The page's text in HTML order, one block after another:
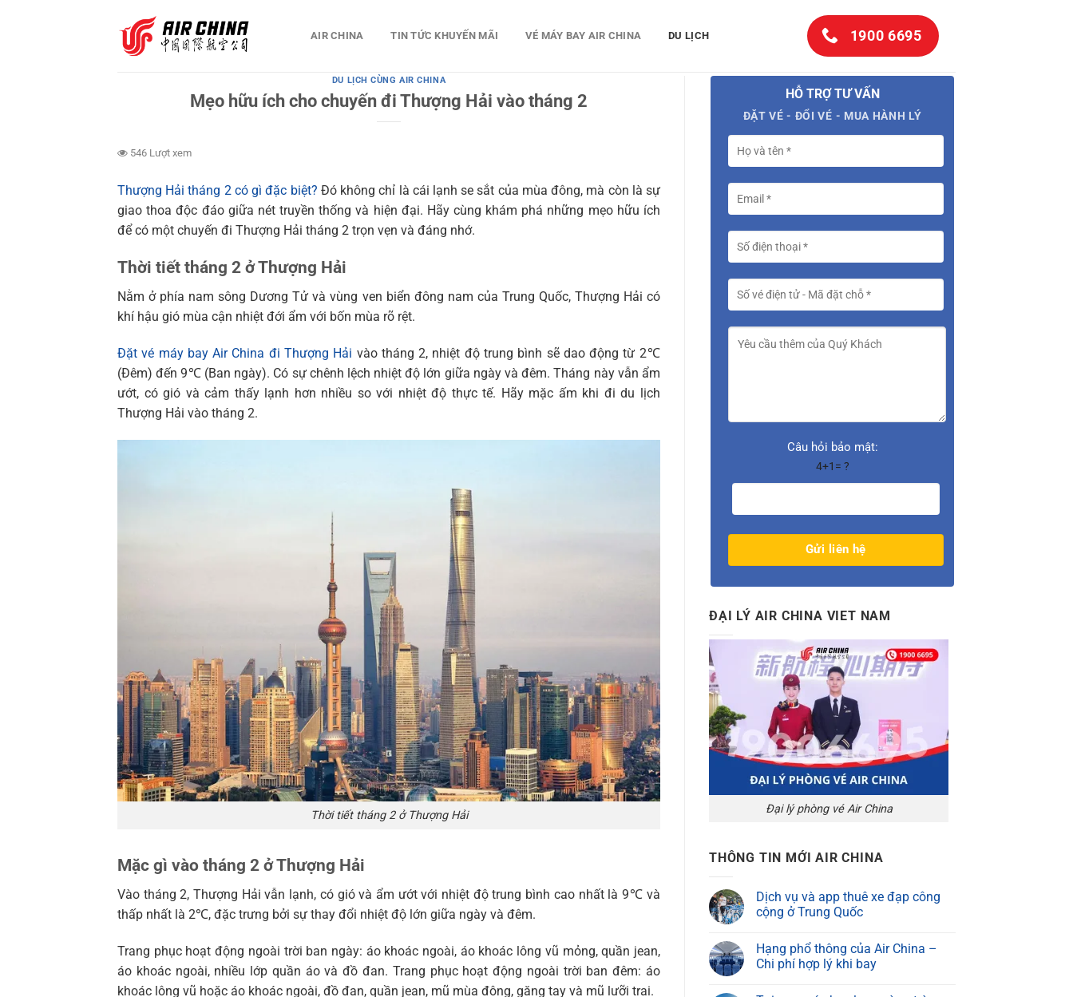
AIR CHINA TIN TỨC KHUYẾN MÃI VÉ MÁY BAY AIR CHINA DU LỊCH 1900 6695
DU LỊCH CÙNG AIR CHINA
Mẹo hữu ích cho chuyến đi Thượng Hải vào tháng 2
546 Lượt xem
Thượng Hải tháng 2 có gì đặc biệt? Đó không chỉ là cái lạnh se sắt của mùa đông, mà còn là sự
giao thoa độc đáo giữa nét truyền thống và hiện đại. Hãy cùng khám phá những mẹo hữu ích
để có một chuyến đi Thượng Hải tháng 2 trọn vẹn và đáng nhớ.
Thời tiết tháng 2 ở Thượng Hải
Nằm ở phía nam sông Dương Tử và vùng ven biển đông nam của Trung Quốc, Thượng Hải có
khí hậu gió mùa cận nhiệt đới ẩm với bốn mùa rõ rệt.
Đặt vé máy bay Air China đi Thượng Hải vào tháng 2, nhiệt độ trung bình sẽ dao động từ 2℃
(Đêm) đến 9℃ (Ban ngày). Có sự chênh lệch nhiệt độ lớn giữa ngày và đêm. Tháng này vẫn ẩm
ướt, có gió và cảm thấy lạnh hơn nhiều so với nhiệt độ thực tế. Hãy mặc ấm khi đi du lịch
Thượng Hải vào tháng 2.
Thời tiết tháng 2 ở Thượng Hải
Mặc gì vào tháng 2 ở Thượng Hải
Vào tháng 2, Thượng Hải vẫn lạnh, có gió và ẩm ướt với nhiệt độ trung bình cao nhất là 9℃ và
thấp nhất là 2℃, đặc trưng bởi sự thay đổi nhiệt độ lớn giữa ngày và đêm.
Trang phục hoạt động ngoài trời ban ngày: áo khoác ngoài, áo khoác lông vũ mỏng, quần jean,
áo khoác ngoài, nhiều lớp quần áo và đồ đan. Trang phục hoạt động ngoài trời ban đêm: áo
khoác lông vũ hoặc áo khoác ngoài, đồ đan, quần jean, mũ mùa đông, găng tay và mũ lưỡi trai.
HỖ TRỢ TƯ VẤN
ĐẶT VÉ - ĐỔI VÉ - MUA HÀNH LÝ
Câu hỏi bảo mật:
4+1= ?
ĐẠI LÝ AIR CHINA VIET NAM
Đại lý phòng vé Air China
THÔNG TIN MỚI AIR CHINA
Dịch vụ và app thuê xe đạp công
cộng ở Trung Quốc
Hạng phổ thông của Air China –
Chi phí hợp lý khi bay